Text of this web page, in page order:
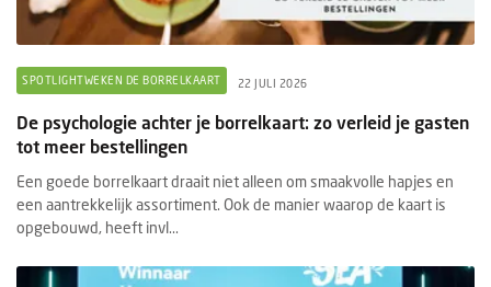
SPOTLIGHTWEKEN DE BORRELKAART 22 JULI 2026
De psychologie achter je borrelkaart: zo verleid je gasten
tot meer bestellingen
Een goede borrelkaart draait niet alleen om smaakvolle hapjes en
een aantrekkelijk assortiment. Ook de manier waarop de kaart is
opgebouwd, heeft invl...